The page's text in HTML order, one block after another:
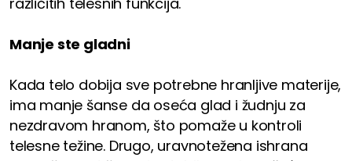
Manje ste gladni
Kada telo dobija sve potrebne hranljive materije,
ima manje šanse da oseća glad i žudnju za
nezdravom hranom, što pomaže u kontroli
telesne težine. Drugo, uravnotežena ishrana